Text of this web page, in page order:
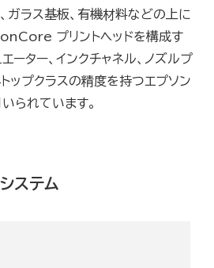
ガラス基板、有機材料などの上に
プリントヘッドを構成す
ーター、インクチャネル、ノズルプ
ップクラスの精度を持つエプソン
られています。
ステム